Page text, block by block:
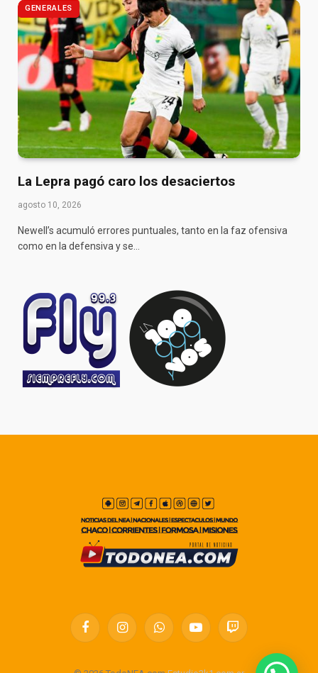
GENERALES
La Lepra pagó caro los desaciertos
agosto 10, 2026
Newell’s acumuló errores puntuales, tanto en la faz ofensiva
como en la defensiva y se…
FacebookInstagramWhatsAppYouTubeTwitch